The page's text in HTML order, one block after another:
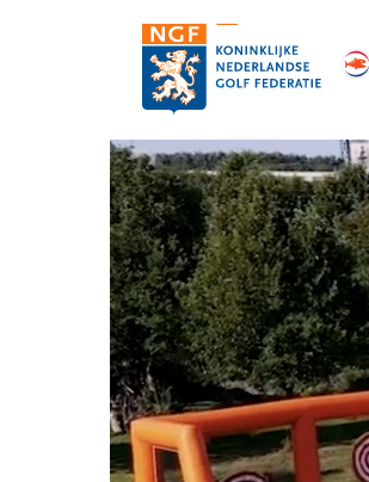
Contact
Pers en media
Medewerkers
Organisatie
Vacatures
Strategie,
Partners van de
Informatie over
NGF-
Topgolf